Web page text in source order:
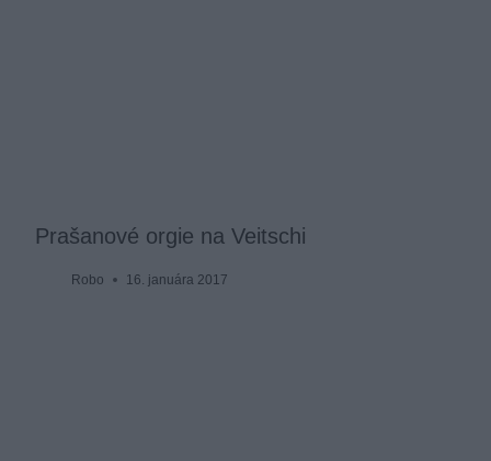
Prašanové orgie na Veitschi
Robo 16. januára 2017